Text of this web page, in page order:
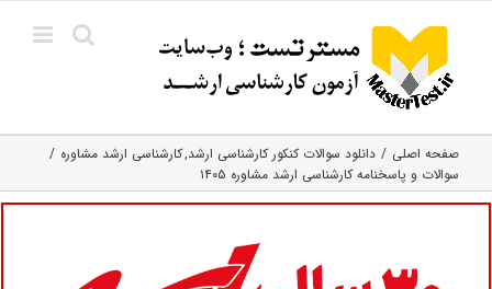
content
صفحه اصلی دانلود سوالات کنکور کارشناسی ارشد کارشناسی ارشد مشاوره
سوالات و پاسخنامه کارشناسی ارشد مشاوره ۱۴۰۵